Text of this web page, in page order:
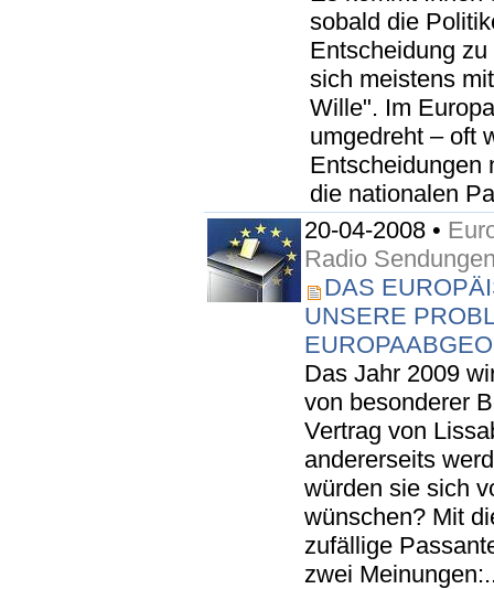
sobald die
Entscheidung
sich meistens
Wille". Im
umgedreht – oft
Entscheidungen
die nationalen
20-04-2008 •
Radio
DAS
UNSERE
Das Jahr 2009
von besonderer
Vertrag von
andererseits
würden sie sich
wünschen? Mit
zufällige
zwei